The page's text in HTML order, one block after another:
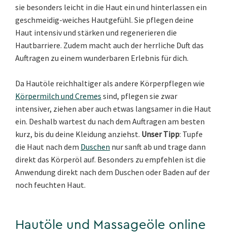
sie besonders leicht in die Haut ein und hinterlassen ein
geschmeidig-weiches Hautgefühl. Sie pflegen deine
Haut intensiv und stärken und regenerieren die
Hautbarriere. Zudem macht auch der herrliche Duft das
Auftragen zu einem wunderbaren Erlebnis für dich.
Da Hautöle reichhaltiger als andere Körperpflegen wie
Körpermilch und Cremes sind, pflegen sie zwar
intensiver, ziehen aber auch etwas langsamer in die Haut
ein. Deshalb wartest du nach dem Auftragen am besten
kurz, bis du deine Kleidung anziehst. Unser Tipp: Tupfe
die Haut nach dem Duschen nur sanft ab und trage dann
direkt das Körperöl auf. Besonders zu empfehlen ist die
Anwendung direkt nach dem Duschen oder Baden auf der
noch feuchten Haut.
Hautöle und Massageöle online